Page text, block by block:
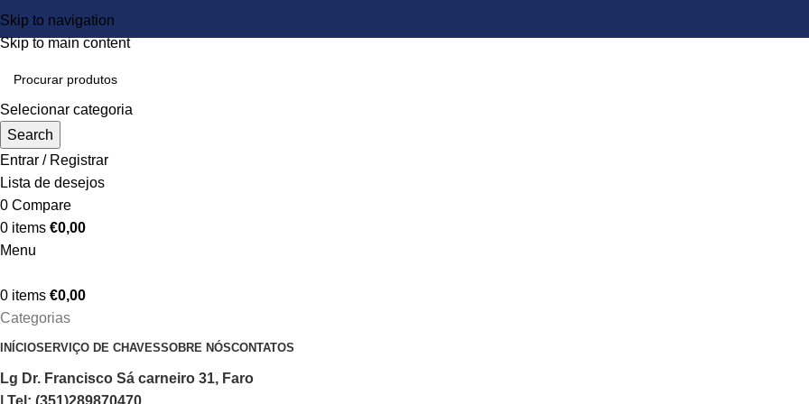
Skip to navigation
Skip to main content
Selecionar categoria
Search
Entrar / Registrar
Lista de desejos
0 Compare
0 items €0,00
Menu
0 items €0,00
Categorias
INÍCIOSERVIÇO DE CHAVESSOBRE NÓSCONTATOS
Lg Dr. Francisco Sá carneiro 31, Faro
| Tel: (351)289870470